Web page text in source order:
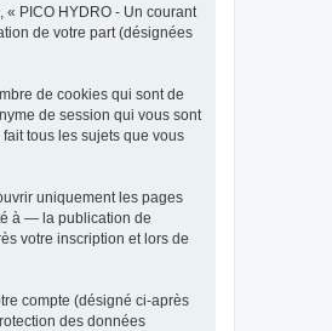
PICO HYDRO - Un courant
de votre part (désignées
de cookies qui sont de
de session qui vous sont
tous les sujets que vous
uniquement les pages
à — la publication de
votre inscription et lors de
compte (désigné ci-après
des données